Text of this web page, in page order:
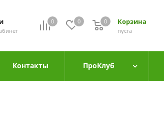
0 0 Корзина
0
пуста
0
Контакты ПроКлуб